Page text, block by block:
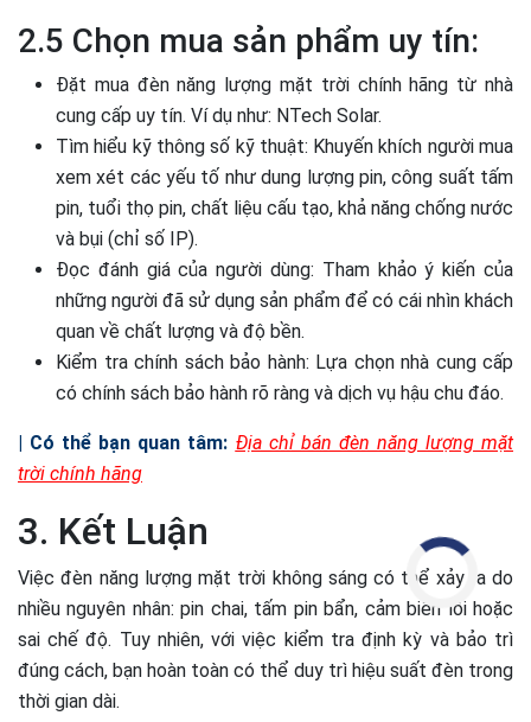
2.5 Chọn mua sản phẩm uy tín:
Đặt mua đèn năng lượng mặt trời chính hãng từ nhà
cung cấp uy tín. Ví dụ như: NTech Solar.
Tìm hiểu kỹ thông số kỹ thuật: Khuyến khích người mua
xem xét các yếu tố như dung lượng pin, công suất tấm
pin, tuổi thọ pin, chất liệu cấu tạo, khả năng chống nước
và bụi (chỉ số IP).
Đọc đánh giá của người dùng: Tham khảo ý kiến của
những người đã sử dụng sản phẩm để có cái nhìn khách
quan về chất lượng và độ bền.
Kiểm tra chính sách bảo hành: Lựa chọn nhà cung cấp
có chính sách bảo hành rõ ràng và dịch vụ hậu chu đáo.
| Có thể bạn quan tâm: Địa chỉ bán đèn năng lượng mặt
trời chính hãng
3. Kết Luận
Việc đèn năng lượng mặt trời không sáng có thể xảy ra do
nhiều nguyên nhân: pin chai, tấm pin bẩn, cảm biến lỗi hoặc
sai chế độ. Tuy nhiên, với việc kiểm tra định kỳ và bảo trì
đúng cách, bạn hoàn toàn có thể duy trì hiệu suất đèn trong
thời gian dài.